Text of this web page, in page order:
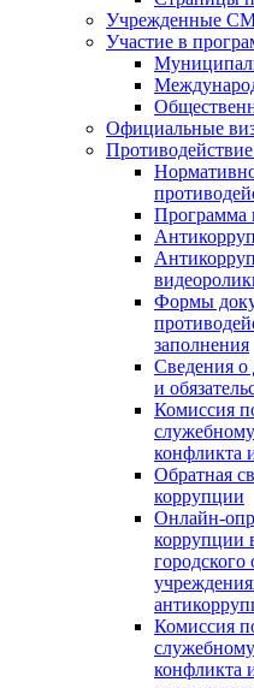
Учрежденные
Участие в
Официальные
Программа
Формы
заполнения
Сведения о
и
Комиссия
конфликта
Обратная
коррупции
Онлайн-
коррупции
Комиссия
конфликта